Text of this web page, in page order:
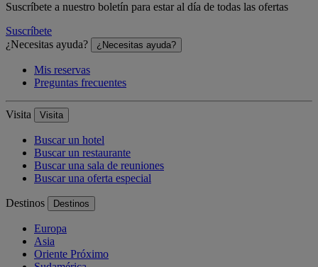
Suscríbete a nuestro boletín para estar al día de todas las ofertas
Suscríbete
¿Necesitas ayuda?
¿Necesitas ayuda?
Mis reservas
Preguntas frecuentes
Visita Visita
Buscar un hotel
Buscar un restaurante
Buscar una sala de reuniones
Buscar una oferta especial
Destinos Destinos
Europa
Asia
Oriente Próximo